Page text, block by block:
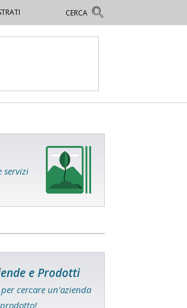
servizi
e Prodotti
cercare un'azienda